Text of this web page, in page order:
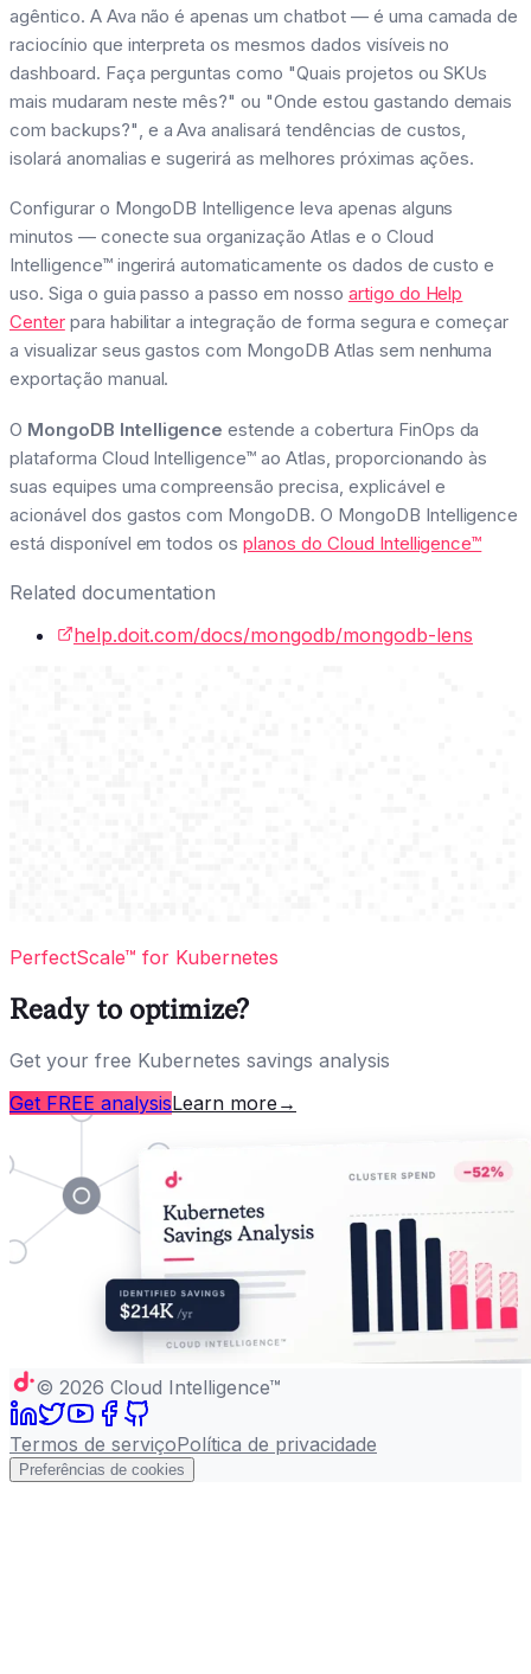
agêntico. A Ava não é apenas um chatbot — é uma camada de
raciocínio que interpreta os mesmos dados visíveis no
dashboard. Faça perguntas como "Quais projetos ou SKUs
mais mudaram neste mês?" ou "Onde estou gastando demais
com backups?" , e a Ava analisará tendências de custos,
isolará anomalias e sugerirá as melhores próximas ações.
Configurar o MongoDB Intelligence leva apenas alguns
minutos — conecte sua organização Atlas e o Cloud
Intelligence™ ingerirá automaticamente os dados de custo e
uso. Siga o guia passo a passo em nosso artigo do Help
Centerpara habilitar a integração de forma segura e começar
a visualizar seus gastos com MongoDB Atlas sem nenhuma
exportação manual.
O MongoDB Intelligence estende a cobertura FinOps da
plataforma Cloud Intelligence™ ao Atlas, proporcionando às
suas equipes uma compreensão precisa, explicável e
acionável dos gastos com MongoDB. O MongoDB Intelligence
está disponível em todos os planos do Cloud Intelligence™
Related documentation
help.doit.com/docs/mongodb/mongodb-lens
PerfectScale™ for Kubernetes
Ready to optimize?
Get your free Kubernetes savings analysis
Get FREE analysisLearn more →
© 2026 Cloud Intelligence™
Termos de serviçoPolítica de privacidade
Preferências de cookies